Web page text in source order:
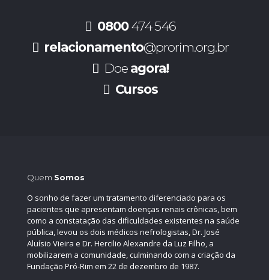
0800474 546
relacionamento@prorim.org.br
Doe agora!
Cursos
Quem Somos
O sonho de fazer um tratamento diferenciado para os
pacientes que apresentam doenças renais crônicas, bem
como a constatação das dificuldades existentes na saúde
pública, levou os dois médicos nefrologistas, Dr. José
Aluísio Vieira e Dr. Hercilio Alexandre da Luz Filho, a
mobilizarem a comunidade, culminando com a criação da
Fundação Pró-Rim em 22 de dezembro de 1987.